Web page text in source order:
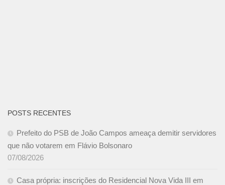
POSTS RECENTES
Prefeito do PSB de João Campos ameaça demitir servidores
que não votarem em Flávio Bolsonaro
07/08/2026
Casa própria: inscrições do Residencial Nova Vida III em